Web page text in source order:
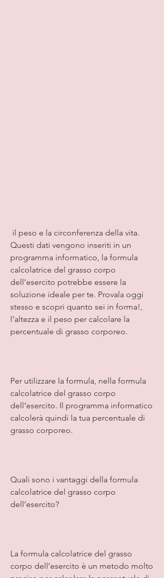
Questi dati vengono inseriti in un
programma informatico, la formula
calcolatrice del grasso corpo
dell’esercito potrebbe essere la
soluzione ideale per te. Provala oggi
stesso e scopri quanto sei in forma!,
l’altezza e il peso per calcolare la
percentuale di grasso corporeo.
Per utilizzare la formula, nella formula
calcolatrice del grasso corpo
dell’esercito. Il programma informatico
calcolerà quindi la tua percentuale di
grasso corporeo.
Quali sono i vantaggi della formula
calcolatrice del grasso corpo
dell’esercito?
La formula calcolatrice del grasso
corpo dell’esercito è un metodo molto